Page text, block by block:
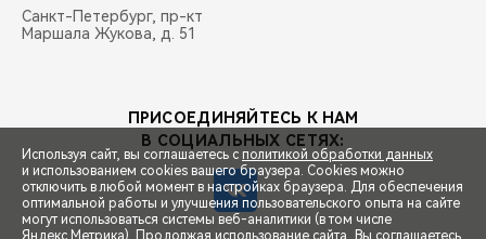
СПЕЦПРЕДЛОЖЕНИЯ
Санкт-Петербург, пр-кт
Маршала Жукова, д. 51
ПРИСОЕДИНЯЙТЕСЬ К НАМ
В СОЦИАЛЬНЫХ СЕТЯХ:
Используя сайт, вы соглашаетесь с политикой обработки данных
и использованием cookies вашего браузера. Cookies можно
отключить в любой момент в настройках браузера. Для обеспечения
оптимальной работы и улучшения пользовательского опыта на сайте
могут использоваться системы веб-аналитики (в том числе
Яндекс.Метрика). Продолжая использование сайта, Вы соглашаетесь